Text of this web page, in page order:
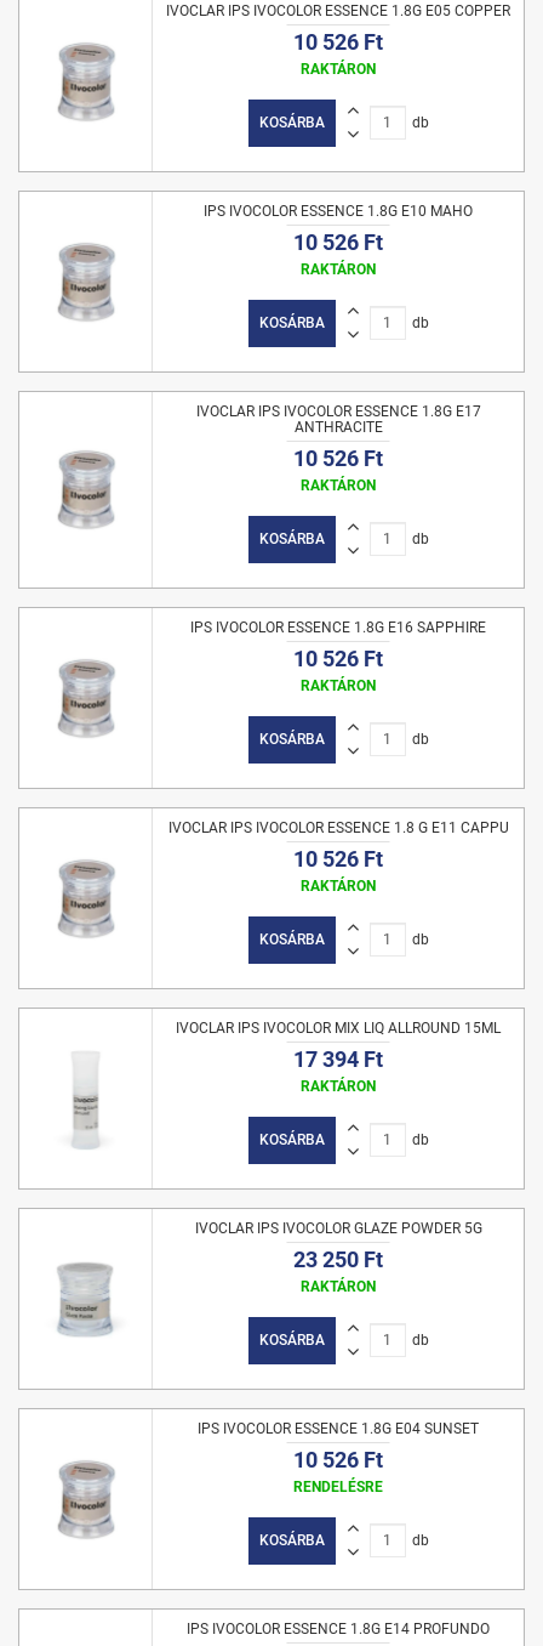
IVOCLAR IPS IVOCOLOR ESSENCE 1.8G E05 COPPER
10 526 Ft
RAKTÁRON
KOSÁRBA db
IPS IVOCOLOR ESSENCE 1.8G E10 MAHO
10 526 Ft
RAKTÁRON
KOSÁRBA db
IVOCLAR IPS IVOCOLOR ESSENCE 1.8G E17
ANTHRACITE
10 526 Ft
RAKTÁRON
KOSÁRBA db
IPS IVOCOLOR ESSENCE 1.8G E16 SAPPHIRE
10 526 Ft
RAKTÁRON
KOSÁRBA db
IVOCLAR IPS IVOCOLOR ESSENCE 1.8 G E11 CAPPU
10 526 Ft
RAKTÁRON
KOSÁRBA db
IVOCLAR IPS IVOCOLOR MIX LIQ ALLROUND 15ML
17 394 Ft
RAKTÁRON
KOSÁRBA db
IVOCLAR IPS IVOCOLOR GLAZE POWDER 5G
23 250 Ft
RAKTÁRON
KOSÁRBA db
IPS IVOCOLOR ESSENCE 1.8G E04 SUNSET
10 526 Ft
RENDELÉSRE
KOSÁRBA db
IPS IVOCOLOR ESSENCE 1.8G E14 PROFUNDO